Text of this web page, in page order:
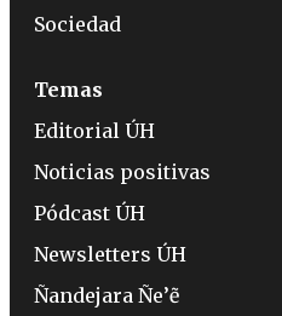
Sociedad
Temas
Editorial ÚH
Noticias positivas
Pódcast ÚH
Newsletters ÚH
Ñandejara Ñe’ẽ